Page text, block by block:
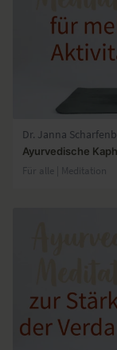
Dr. Janna
Ayurvedische
Für alle | Meditation